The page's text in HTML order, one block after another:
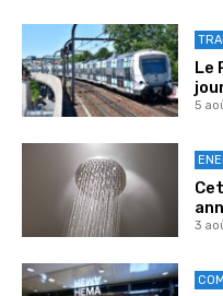
Le
5
3